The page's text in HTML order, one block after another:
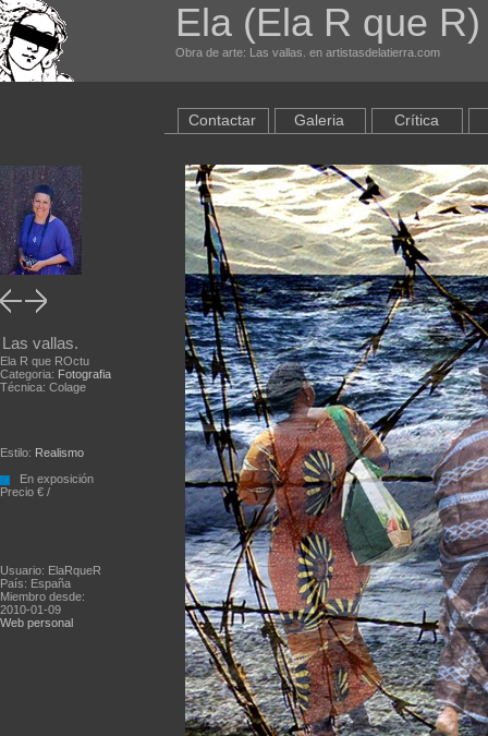
Ela (Ela R que
Obra de arte: Las vallas. en artistasdelatierra.com
Las vallas.
Ela R que ROctu
Categoria: Fotografia
Técnica: Colage
Estilo: Realismo
En exposición
Precio € /
Usuario: ElaRqueR
País: España
Miembro desde:
2010-01-09
Web personal
Contactar Galeria Crítica